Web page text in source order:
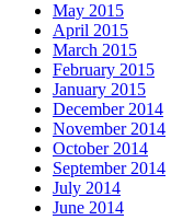
May 2015
April 2015
March 2015
February 2015
January 2015
December 2014
November 2014
October 2014
September 2014
July 2014
June 2014